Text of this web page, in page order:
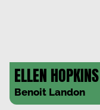
ELLEN
CENSURER EXISTE
Benoit Landon